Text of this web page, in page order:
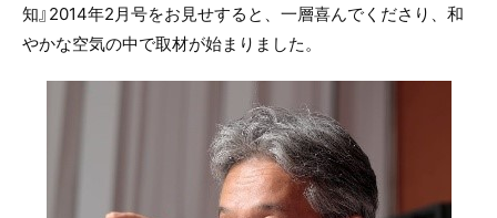
知』2014年2月号をお見せすると、一層喜んでくださり、和
やかな空気の中で取材が始まりました。